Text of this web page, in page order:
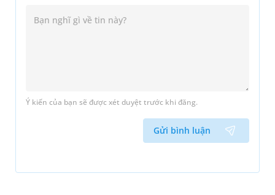
Ý kiến của bạn sẽ được xét duyệt trước khi đăng.
Gửi bình luận